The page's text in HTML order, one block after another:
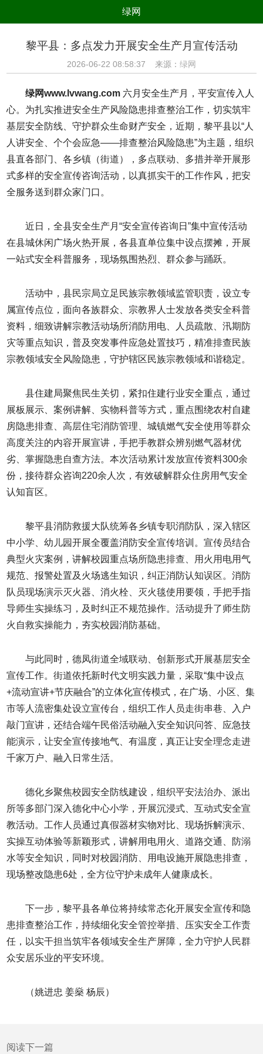
绿网
健康
时尚 家居 新技术 新能源
环境保护 节能减排 绿色产业 污染防治
黎平县：多点发力开展安全生产月宣传活动
2026-06-22 08:58:37 来源： 绿网
绿网www.lvwang.com 六月安全生产月，平安宣传入人
心。为扎实推进安全生产风险隐患排查整治工作，切实筑牢
基层安全防线、守护群众生命财产安全，近期，黎平县以“人
人讲安全、个个会应急——排查整治风险隐患”为主题，组织
县直各部门、各乡镇（街道），多点联动、多措并举开展形
式多样的安全宣传咨询活动，以真抓实干的工作作风，把安
全服务送到群众家门口。
近日，全县安全生产月“安全宣传咨询日”集中宣传活动
在县城休闲广场火热开展，各县直单位集中设点摆摊，开展
一站式安全科普服务，现场氛围热烈、群众参与踊跃。
活动中，县民宗局立足民族宗教领域监管职责，设立专
属宣传点位，面向各族群众、宗教界人士发放各类安全科普
资料，细致讲解宗教活动场所消防用电、人员疏散、汛期防
灾等重点知识，普及突发事件应急处置技巧，精准排查民族
宗教领域安全风险隐患，守护辖区民族宗教领域和谐稳定。
县住建局聚焦民生关切，紧扣住建行业安全重点，通过
展板展示、案例讲解、实物科普等方式，重点围绕农村自建
房隐患排查、高层住宅消防管理、城镇燃气安全使用等群众
高度关注的内容开展宣讲，手把手教群众辨别燃气器材优
劣、掌握隐患自查方法。本次活动累计发放宣传资料300余
份，接待群众咨询220余人次，有效破解群众住房用气安全
认知盲区。
黎平县消防救援大队统筹各乡镇专职消防队，深入辖区
中小学、幼儿园开展全覆盖消防安全宣传培训。宣传员结合
典型火灾案例，讲解校园重点场所隐患排查、用火用电用气
规范、报警处置及火场逃生知识，纠正消防认知误区。消防
队员现场演示灭火器、消火栓、灭火毯使用要领，手把手指
导师生实操练习，及时纠正不规范操作。活动提升了师生防
火自救实操能力，夯实校园消防基础。
与此同时，德凤街道全域联动、创新形式开展基层安全
宣传工作。街道依托新时代文明实践力量，采取“集中设点
+流动宣讲+节庆融合”的立体化宣传模式，在广场、小区、集
市等人流密集处设立宣传台，组织工作人员走街串巷、入户
敲门宣讲，还结合端午民俗活动融入安全知识问答、应急技
能演示，让安全宣传接地气、有温度，真正让安全理念走进
千家万户、融入日常生活。
德化乡聚焦校园安全防线建设，组织平安法治办、派出
所等多部门深入德化中心小学，开展沉浸式、互动式安全宣
教活动。工作人员通过真假器材实物对比、现场拆解演示、
实操互动体验等新颖形式，讲解用电用火、道路交通、防溺
水等安全知识，同时对校园消防、用电设施开展隐患排查，
现场整改隐患6处，全方位守护未成年人健康成长。
下一步，黎平县各单位将持续常态化开展安全宣传和隐
患排查整治工作，持续细化安全管控举措、压实安全工作责
任，以实干担当筑牢各领域安全生产屏障，全力守护人民群
众安居乐业的平安环境。
（姚进忠 姜燊 杨辰）
阅读下一篇